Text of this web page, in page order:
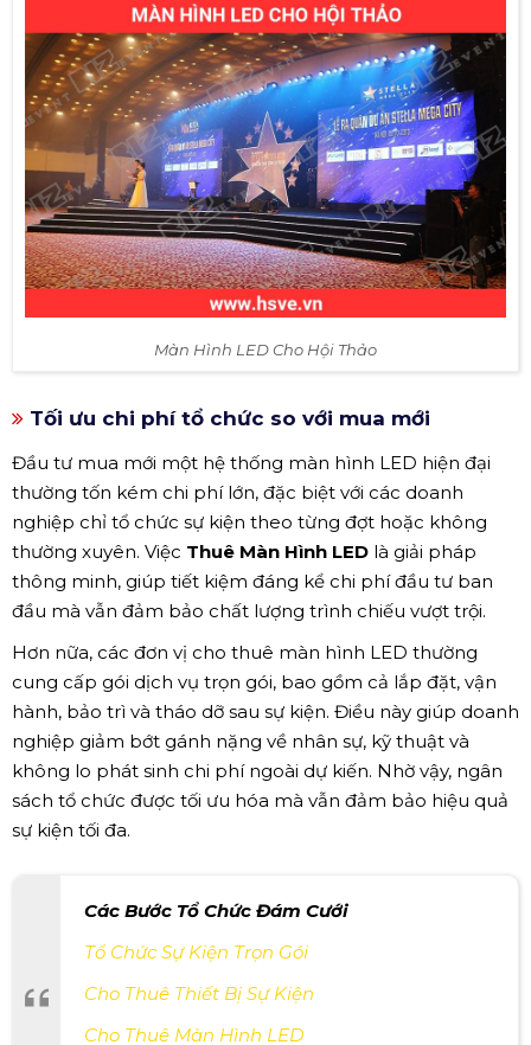
Màn Hình LED Cho Hội Thảo
Tối ưu chi phí tổ chức so với mua mới
Đầu tư mua mới một hệ thống màn hình LED hiện đại
thường tốn kém chi phí lớn, đặc biệt với các doanh
nghiệp chỉ tổ chức sự kiện theo từng đợt hoặc không
thường xuyên. Việc Thuê Màn Hình LED là giải pháp
thông minh, giúp tiết kiệm đáng kể chi phí đầu tư ban
đầu mà vẫn đảm bảo chất lượng trình chiếu vượt trội.
Hơn nữa, các đơn vị cho thuê màn hình LED thường
cung cấp gói dịch vụ trọn gói, bao gồm cả lắp đặt, vận
hành, bảo trì và tháo dỡ sau sự kiện. Điều này giúp doanh
nghiệp giảm bớt gánh nặng về nhân sự, kỹ thuật và
không lo phát sinh chi phí ngoài dự kiến. Nhờ vậy, ngân
sách tổ chức được tối ưu hóa mà vẫn đảm bảo hiệu quả
sự kiện tối đa.
Các Bước Tổ Chức Đám Cưới
Tổ Chức Sự Kiện Trọn Gói
Cho Thuê Thiết Bị Sự Kiện
Cho Thuê Màn Hình LED